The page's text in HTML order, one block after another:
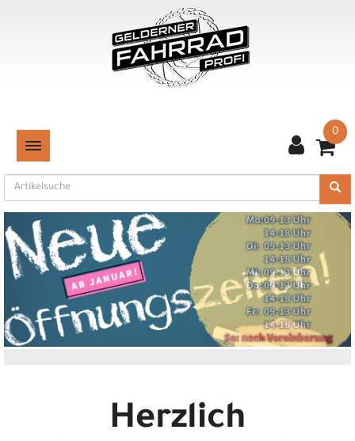
TOGGLE NAVIGATION
0
Herzlich